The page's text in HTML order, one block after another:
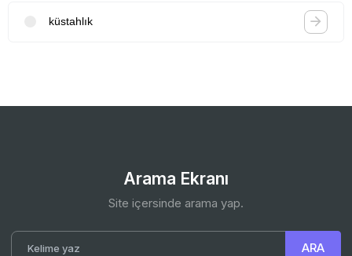
küstahlık
Arama Ekranı
Site içersinde arama yap.